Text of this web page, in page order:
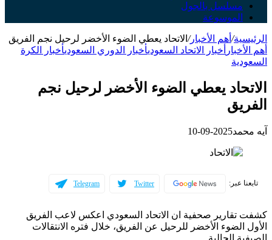
مسلسل بالجول
الموسوعة
الرئيسية/ أهم الأخبار/ الاتحاد يعطي الضوء الأخضر لرحيل نجم الفريق
أهم الأخبار أخبار الاتحاد السعوديأخبار الدوري السعوديأخبار الكرة
السعودية
الاتحاد يعطي الضوء الأخضر لرحيل نجم
الفريق
آيه محمد2025-09-10
تابعنا عبر: Twitter
Telegram
كشفت تقارير صحفية ان الاتحاد السعودي اعكس لاعب الفريق
الأول الضوء الأخضر للرحيل عن الفريق، خلال فتره الانتقالات
الصيفية الحالية.